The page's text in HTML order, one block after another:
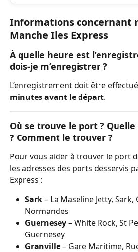
Informations concernant
Manche Iles Express
À quelle heure est
dois-je m’enregistrer ?
L’enregistrement doit être effectué
minutes avant le départ.
Où se trouve le port ? Quelle
? Comment le trouver ?
Pour vous aider à trouver le port
les adresses des ports desservis
Express :
Sark – La Maseline Jetty, Sark,
Normandes
Guernesey – White Rock, St
Guernesey
Granville – Gare Maritime,